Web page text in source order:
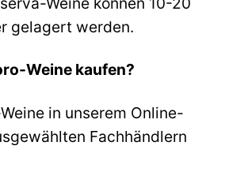
gelagert werden.
Weine kaufen?
in unserem Online-
Fachhändlern